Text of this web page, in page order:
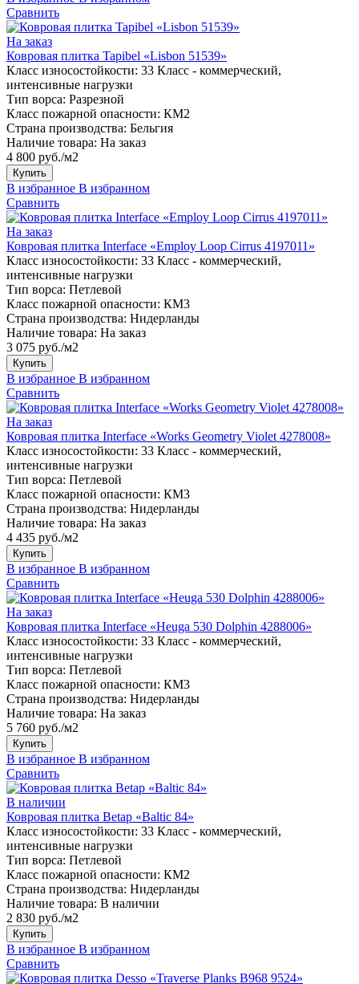
Сравнить
На заказ
Ковровая плитка Tapibel «Lisbon 51539»
Класс износостойкости: 33 Класс - коммерческий,
интенсивные нагрузки
Тип ворса: Разрезной
Класс пожарной опасности: КМ2
Страна производства: Бельгия
Наличие товара: На заказ
4 800 руб./м2
Купить
В избранное В избранном
Сравнить
На заказ
Ковровая плитка Interface «Employ Loop Cirrus 4197011»
Класс износостойкости: 33 Класс - коммерческий,
интенсивные нагрузки
Тип ворса: Петлевой
Класс пожарной опасности: КМ3
Страна производства: Нидерланды
Наличие товара: На заказ
3 075 руб./м2
Купить
В избранное В избранном
Сравнить
На заказ
Ковровая плитка Interface «Works Geometry Violet 4278008»
Класс износостойкости: 33 Класс - коммерческий,
интенсивные нагрузки
Тип ворса: Петлевой
Класс пожарной опасности: КМ3
Страна производства: Нидерланды
Наличие товара: На заказ
4 435 руб./м2
Купить
В избранное В избранном
Сравнить
На заказ
Ковровая плитка Interface «Heuga 530 Dolphin 4288006»
Класс износостойкости: 33 Класс - коммерческий,
интенсивные нагрузки
Тип ворса: Петлевой
Класс пожарной опасности: КМ3
Страна производства: Нидерланды
Наличие товара: На заказ
5 760 руб./м2
Купить
В избранное В избранном
Сравнить
В наличии
Ковровая плитка Betap «Baltic 84»
Класс износостойкости: 33 Класс - коммерческий,
интенсивные нагрузки
Тип ворса: Петлевой
Класс пожарной опасности: КМ2
Страна производства: Нидерланды
Наличие товара: В наличии
2 830 руб./м2
Купить
В избранное В избранном
Сравнить